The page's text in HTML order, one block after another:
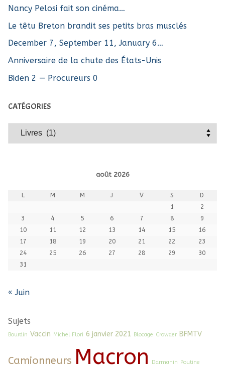
Nancy Pelosi fait son cinéma…
Le têtu Breton brandit ses petits bras musclés
December 7, September 11, January 6…
Anniversaire de la chute des États-Unis
Biden 2 — Procureurs 0
CATÉGORIES
Catégories
août 2026
L M M J V S
D
1
2
3
4 5 6 7 8
9
10
11 12 13 14 15
16
17
18 19 20 21 22
23
24
25 26 27 28 29
30
31
« Juin
Sujets
Bourdin Vaccin Michel Flori 6 janvier 2021 Blocage Crowder BFMTV
Camionneurs Macron Darmanin Poutine